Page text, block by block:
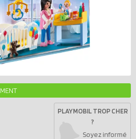
PLAYMOBIL TROP CHER
?
Soyez informé